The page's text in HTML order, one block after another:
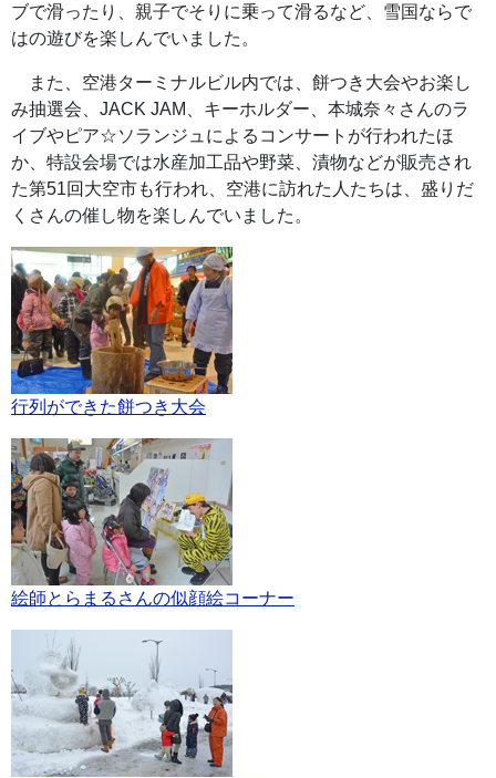
ブで滑ったり、親子でそりに乗って滑るなど、雪国ならで
はの遊びを楽しんでいました。
また、空港ターミナルビル内では、餅つき大会やお楽し
み抽選会、JACK JAM、キーホルダー、本城奈々さんのラ
イブやピア☆ソランジュによるコンサートが行われたほ
か、特設会場では水産加工品や野菜、漬物などが販売され
た第51回大空市も行われ、空港に訪れた人たちは、盛りだ
くさんの催し物を楽しんでいました。
行列ができた餅つき大会
絵師とらまるさんの似顔絵コーナー